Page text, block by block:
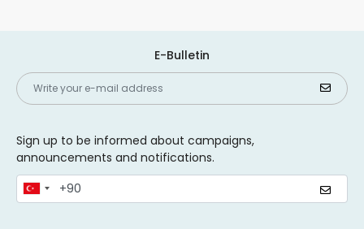
E-Bulletin
Sign up to be informed about campaigns,
announcements and notifications.